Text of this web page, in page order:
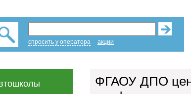
спросить у оператора акции
ФГАОУ ДПО